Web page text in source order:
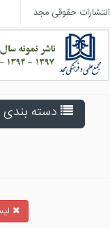
انتشارات حقوقی مجد
دسته